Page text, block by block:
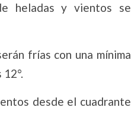
heladas y vientos se
frías con una mínima
desde el cuadrante